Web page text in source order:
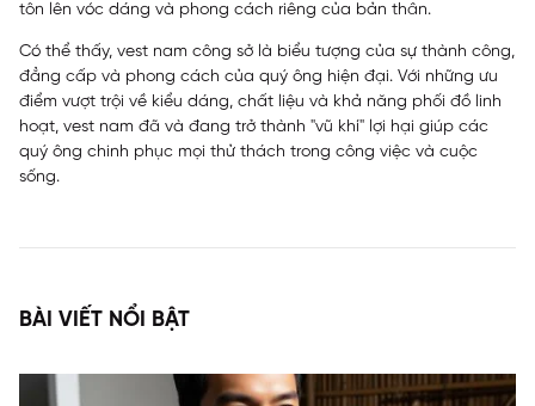
tôn lên vóc dáng và phong cách riêng của bản thân.
Có thể thấy, vest nam công sở là biểu tượng của sự thành công,
đẳng cấp và phong cách của quý ông hiện đại. Với những ưu
điểm vượt trội về kiểu dáng, chất liệu và khả năng phối đồ linh
hoạt, vest nam đã và đang trở thành "vũ khí" lợi hại giúp các
quý ông chinh phục mọi thử thách trong công việc và cuộc
sống.
BÀI VIẾT NỔI BẬT